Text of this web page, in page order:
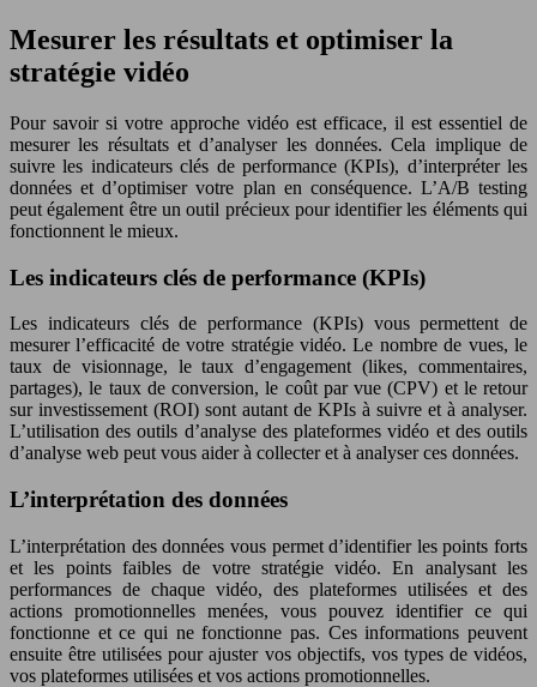
Mesurer les résultats et optimiser la
stratégie vidéo
Pour savoir si votre approche vidéo est efficace, il est essentiel de
mesurer les résultats et d’analyser les données. Cela implique de
suivre les indicateurs clés de performance (KPIs), d’interpréter les
données et d’optimiser votre plan en conséquence. L’A/B testing
peut également être un outil précieux pour identifier les éléments qui
fonctionnent le mieux.
Les indicateurs clés de performance (KPIs)
Les indicateurs clés de performance (KPIs) vous permettent de
mesurer l’efficacité de votre stratégie vidéo. Le nombre de vues, le
taux de visionnage, le taux d’engagement (likes, commentaires,
partages), le taux de conversion, le coût par vue (CPV) et le retour
sur investissement (ROI) sont autant de KPIs à suivre et à analyser.
L’utilisation des outils d’analyse des plateformes vidéo et des outils
d’analyse web peut vous aider à collecter et à analyser ces données.
L’interprétation des données
L’interprétation des données vous permet d’identifier les points forts
et les points faibles de votre stratégie vidéo. En analysant les
performances de chaque vidéo, des plateformes utilisées et des
actions promotionnelles menées, vous pouvez identifier ce qui
fonctionne et ce qui ne fonctionne pas. Ces informations peuvent
ensuite être utilisées pour ajuster vos objectifs, vos types de vidéos,
vos plateformes utilisées et vos actions promotionnelles.